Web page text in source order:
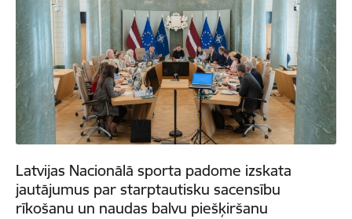
Latvijas Nacionālā sporta padome izskata
jautājumus par starptautisku sacensību
rīkošanu un naudas balvu piešķiršanu